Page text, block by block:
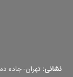
تلفن ثابت (تنها در
02177339730